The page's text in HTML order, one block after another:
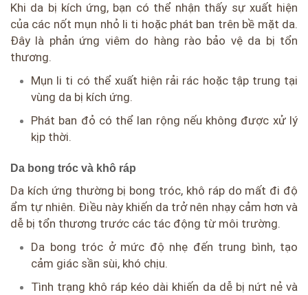
Khi da bị kích ứng, bạn có thể nhận thấy sự xuất hiện
của các nốt mụn nhỏ li ti hoặc phát ban trên bề mặt da.
Đây là phản ứng viêm do hàng rào bảo vệ da bị tổn
thương.
Mụn li ti có thể xuất hiện rải rác hoặc tập trung tại
vùng da bị kích ứng.
Phát ban đỏ có thể lan rộng nếu không được xử lý
kịp thời.
Da bong tróc và khô ráp
Da kích ứng thường bị bong tróc, khô ráp do mất đi độ
ẩm tự nhiên. Điều này khiến da trở nên nhạy cảm hơn và
dễ bị tổn thương trước các tác động từ môi trường.
Da bong tróc ở mức độ nhẹ đến trung bình, tạo
cảm giác sần sùi, khó chịu.
Tình trạng khô ráp kéo dài khiến da dễ bị nứt nẻ và